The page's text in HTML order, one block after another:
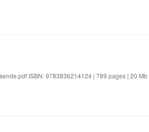
ISBN: 9783836214124 | 789 pages | 20 Mb